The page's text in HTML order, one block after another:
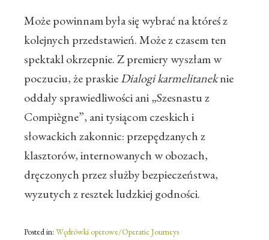
Może powinnam była się wybrać na któreś z
kolejnych przedstawień. Może z czasem ten
spektakl okrzepnie. Z premiery wyszłam w
poczuciu, że praskieDialogi karmelitaneknie
oddały sprawiedliwości ani „Szesnastu z
Compiègne”, ani tysiącom czeskich i
słowackich zakonnic: przepędzanych z
klasztorów, internowanych w obozach,
dręczonych przez służby bezpieczeństwa,
wyzutych z resztek ludzkiej godności.
Posted in: Wędrówki operowe/Operatic Journeys